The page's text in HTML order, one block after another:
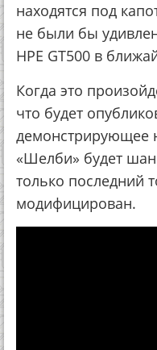
находятся под
не были бы
HPE GT500 в
Когда это
что будет
демонстрирующее
«Шелби» будет
только последний
модифицирован.